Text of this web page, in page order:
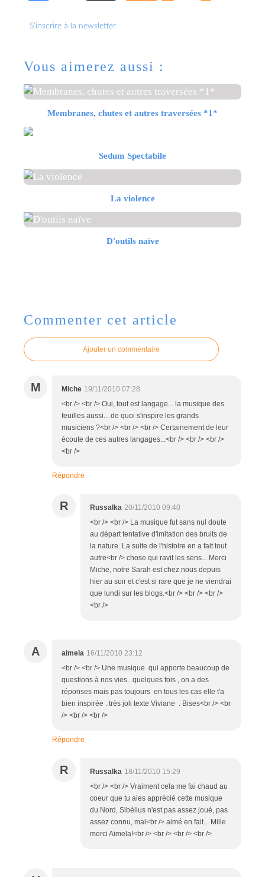
S'inscrire à la newsletter
Vous aimerez aussi :
Membranes, chutes et autres traversées *1*
Sedum Spectabile
La violence
D'outils naïve
Commenter cet article
Ajouter un commentaire
M Miche 19/11/2010 07:28
<br /> <br /> Oui, tout est langage... la musique des
feuilles aussi... de quoi s'inspire les grands
musiciens ?<br /> <br /> <br /> Certainement de leur
écoute de ces autres langages...<br /> <br /> <br />
<br />
Répondre
R Russalka 20/11/2010 09:40
<br /> <br /> La musique fut sans nul doute
au départ tentative d'imitation des bruits de
la nature. La suite de l'histoire en a fait tout
autre<br /> chose qui ravit les sens... Merci
Miche, notre Sarah est chez nous depuis
hier au soir et c'est si rare que je ne viendrai
que lundi sur les blogs.<br /> <br /> <br />
<br />
A aimela 16/11/2010 23:12
<br /> <br /> Une musique qui apporte beaucoup de
questions à nos vies . quelques fois , on a des
réponses mais pas toujours en tous les cas elle t'a
bien inspirée . très joli texte Viviane . Bises<br /> <br
/> <br /> <br />
Répondre
R Russalka 18/11/2010 15:29
<br /> <br /> Vraiment cela me fai chaud au
coeur que tu aies apprécié cette musique
du Nord, Sibélius n'est pas assez joué, pas
assez connu, mal<br /> aimé en fait... Mille
merci Aimela!<br /> <br /> <br /> <br />